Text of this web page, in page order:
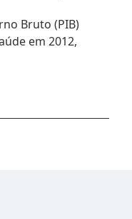
Bruto (PIB)
em 2012,